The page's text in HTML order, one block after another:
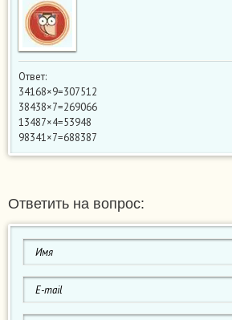
Ответ:
34168×9=307512
38438×7=269066
13487×4=53948
98341×7=688387
Ответить на вопрос: